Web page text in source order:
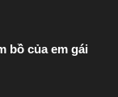
bồ của em gái